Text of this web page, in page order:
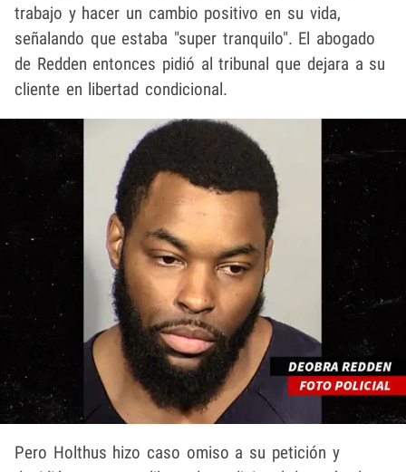
trabajo y hacer un cambio positivo en su vida,
señalando que estaba "super tranquilo". El abogado
de Redden entonces pidió al tribunal que dejara a su
cliente en libertad condicional.
Pero Holthus hizo caso omiso a su petición y